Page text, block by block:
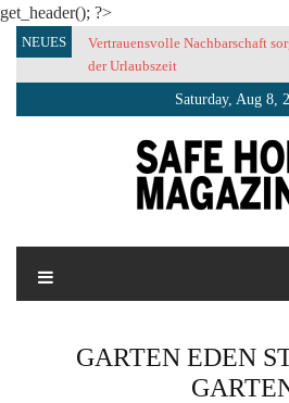
get_header(); ?>
SkipNEUES
Vertrauensvolle Nachbarschaft
der Urlaubszeit
Saturday, Aug 8,
SAFE HOME
GARTEN EDEN